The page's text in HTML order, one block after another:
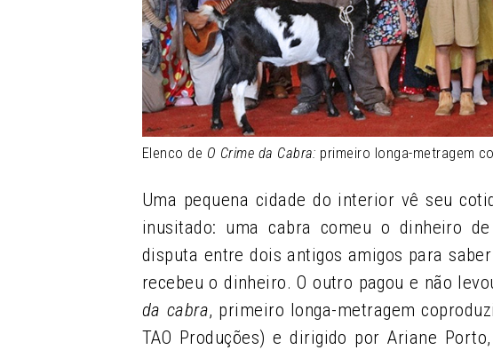
Elenco de O Crime da Cabra: primeiro longa-metragem
Uma pequena cidade do interior vê seu
inusitado: uma cabra comeu o dinheiro
disputa entre dois antigos amigos para
recebeu o dinheiro. O outro pagou e não
da cabra, primeiro longa-metragem
TAO Produções) e dirigido por Ariane